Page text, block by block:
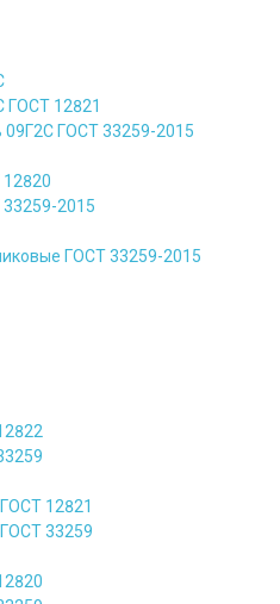
ГОСТ 12821
ГОСТ 33259-2015
2015
ГОСТ 33259-2015
12821
33259